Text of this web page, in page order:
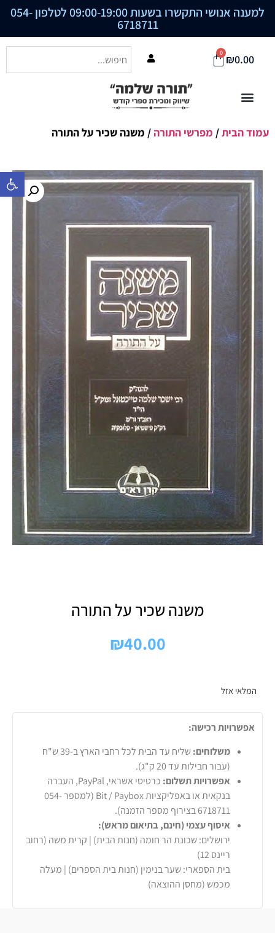
פתח סרגל
למענה אנושי התקשרו בשעות 09:00-19:00 לטלפון 054-
6718711
₪0.00
0
עמוד הבית/ מפרשי התורה/ משנה שכיר על התורה
משנה שכיר על התורה
₪40.00
המלאי אזל
אפשרויות רכישה:
משלוחים:
שליח עד הבית לכל רחבי הארץ ב-39 ש"ח
(עבור חבילות עד 20 ק"ג).
אפשרויות תשלום:
כרטיסי אשראי, PayPal, העברה
בנקאית או באפליקציות Bit / Paybox (למספר 054-
6718711 בצירוף מספר הזמנה).
איסוף עצמי (חינם, בתיאום מראש):
ירושלים: שכונת הר חומה (חנות הבית) | קרית משה (רחוב
ריינס 12)
בית הספארי: שער בנימין (חנות בית הספרים) | מעלה
מכמש (מחסן ההוצאה)